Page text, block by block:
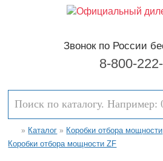
Звонок по России
8-800-
» Каталог » Коробки отбора мощности
Коробки отбора мощности ZF